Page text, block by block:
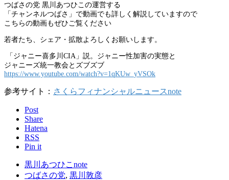
つばさの党 黒川あつひこの運営する
「チャンネルつばさ」で動画でも詳しく解説していますので
こちらの動画もぜひご覧ください
若者たち、シェア・拡散よろしくお願いします。
「ジャニー喜多川CIA」説。ジャニー性加害の実態と
ジャニーズ統一教会とズブズブ
https://www.youtube.com/watch?v=1qKUw_yVSOk
参考サイト： さくらフィナンシャルニュースnote
Post
Share
Hatena
RSS
Pin it
黒川あつひこnote
つばさの党, 黒川敦彦